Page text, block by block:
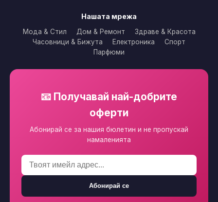
Нашата мрежа
Мода & Стил Дом & Ремонт
Здраве & Красота
Часовници & Бижута
Електроника
Спорт
Парфюми
📧 Получавай най-добрите
оферти
Абонирай се за нашия бюлетин и не пропускай
намаленията
Абонирай се